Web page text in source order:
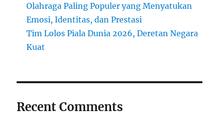
Olahraga Paling Populer yang Menyatukan
Emosi, Identitas, dan Prestasi
Tim Lolos Piala Dunia 2026, Deretan Negara
Kuat
Recent Comments